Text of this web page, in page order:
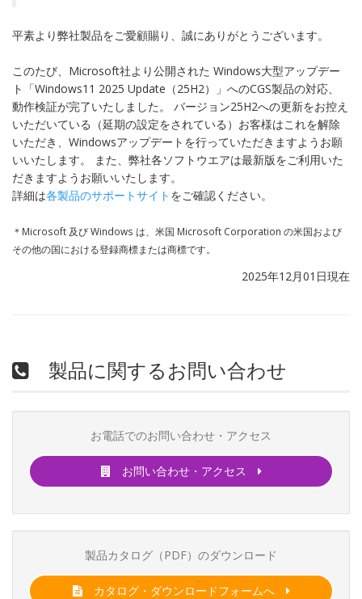
平素より弊社製品をご愛顧賜り、誠にありがとうございます。
このたび、Microsoft社より公開された Windows大型アップデー
ト「Windows11 2025 Update（25H2）」へのCGS製品の対応、
動作検証が完了いたしました。 バージョン25H2への更新をお控え
いただいている（延期の設定をされている）お客様はこれを解除
いただき、Windowsアップデートを行っていただきますようお願
いいたします。 また、弊社各ソフトウエアは最新版をご利用いた
だきますようお願いいたします。
詳細は各製品のサポートサイト をご確認ください。
＊Microsoft 及び Windows は、米国 Microsoft Corporation の米国および
その他の国における登録商標または商標です。
2025年12月01日現在
製品に関するお問い合わせ
お電話でのお問い合わせ・アクセス
お問い合わせ・アクセス
製品カタログ（PDF）のダウンロード
カタログ・ダウンロードフォームへ